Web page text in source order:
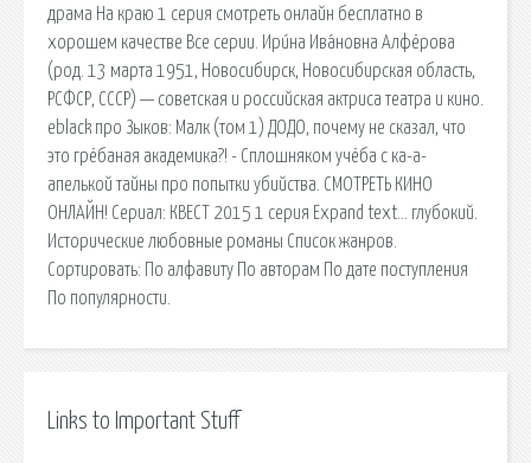
драма На краю 1 серия смотреть онлайн бесплатно в
хорошем качестве Все серии. Ири́на Ива́новна Алфёрова
(род. 13 марта 1951, Новосибирск, Новосибирская область,
РСФСР, СССР) — советская и российская актриса театра и кино.
eblack про Зыков: Малк (том 1) ДОДО, почему не сказал, что
это грёбаная академика?! - Сплошняком учёба с ка-а-
апелькой тайны про попытки убийства. СМОТРЕТЬ КИНО
ОНЛАЙН! Сериал: КВЕСТ 2015 1 серия Expand text… глубокий.
Исторические любовные романы Список жанров.
Сортировать: По алфавиту По авторам По дате поступления
По популярности.
Links to Important Stuff